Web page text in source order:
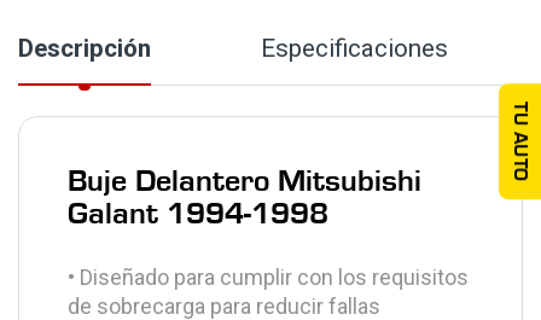
Descripción Especificaciones
Buje Delantero Mitsubishi
Galant 1994-1998
• Diseñado para cumplir con los requisitos
de sobrecarga para reducir fallas
TU AUTO